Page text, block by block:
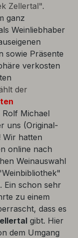
Zellertal".
ganz
Weinliebhaber
sowie Präsente
verkosten
der
Michael
uns (Original-
Wir hatten
online nach
Weinauswahl
Ein schon sehr
zu einem
dass es
gibt. Hier
dem Umgang